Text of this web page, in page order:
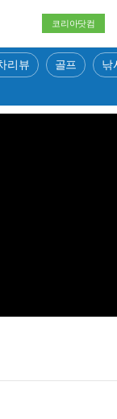
코리아닷컴
리뷰 골프 낚